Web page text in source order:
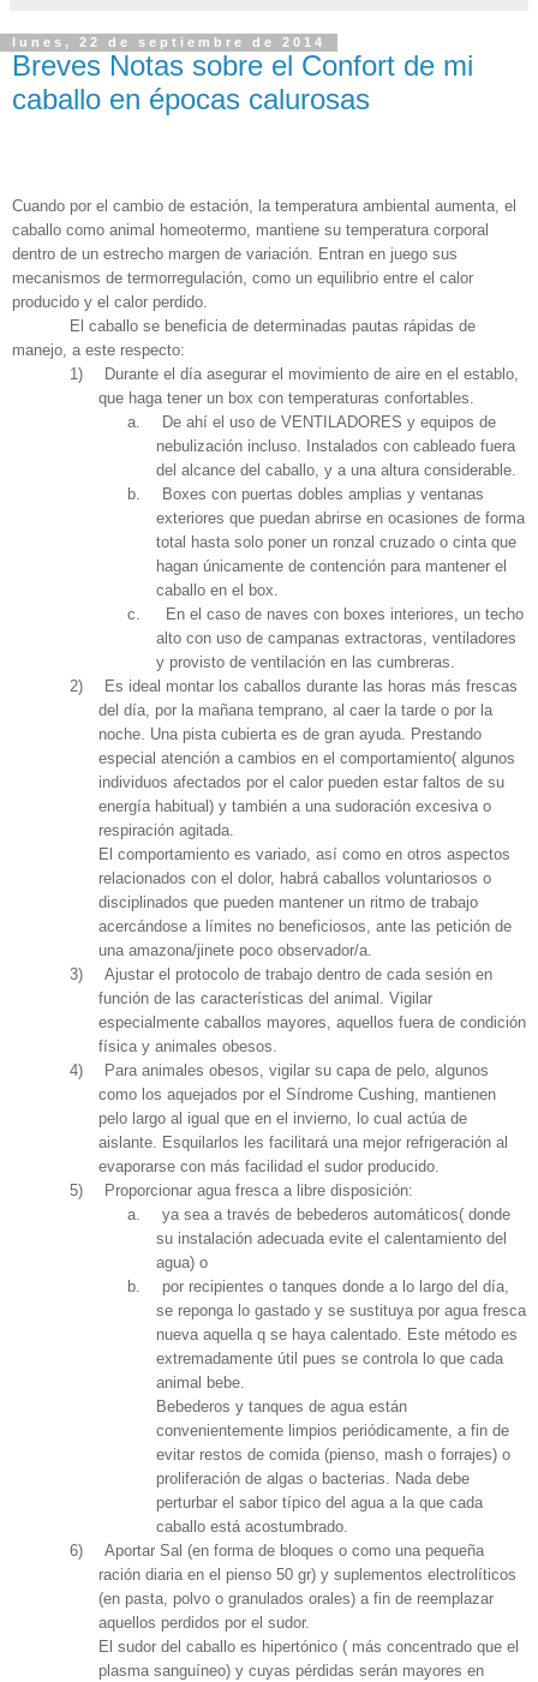
lunes, 22 de septiembre de 2014
Breves Notas sobre el Confort de mi
caballo en épocas calurosas
Cuando por el cambio de estación, la temperatura ambiental aumenta, el
caballo como animal homeotermo, mantiene su temperatura corporal
dentro de un estrecho margen de variación. Entran en juego sus
mecanismos de termorregulación, como un equilibrio entre el calor
producido y el calor perdido.
El caballo se beneficia de determinadas pautas rápidas de
manejo, a este respecto:
1)
Durante el día asegurar el movimiento de aire en el establo,
que haga tener un box con temperaturas confortables.
a.
De ahí el uso de VENTILADORES y equipos de
nebulización incluso. Instalados con cableado fuera
del alcance del caballo, y a una altura considerable.
b.
Boxes con puertas dobles amplias y ventanas
exteriores que puedan abrirse en ocasiones de forma
total hasta solo poner un ronzal cruzado o cinta que
hagan únicamente de contención para mantener el
caballo en el box.
c.
En el caso de naves con boxes interiores, un techo
alto con uso de campanas extractoras, ventiladores
y provisto de ventilación en las cumbreras.
2)
Es ideal montar los caballos durante las horas más frescas
del día, por la mañana temprano, al caer la tarde o por la
noche. Una pista cubierta es de gran ayuda. Prestando
especial atención a cambios en el comportamiento( algunos
individuos afectados por el calor pueden estar faltos de su
energía habitual) y también a una sudoración excesiva o
respiración agitada.
El comportamiento es variado, así como en otros aspectos
relacionados con el dolor, habrá caballos voluntariosos o
disciplinados que pueden mantener un ritmo de trabajo
acercándose a límites no beneficiosos, ante las petición de
una amazona/jinete poco observador/a.
3)
Ajustar el protocolo de trabajo dentro de cada sesión en
función de las características del animal. Vigilar
especialmente caballos mayores, aquellos fuera de condición
física y animales obesos.
4)
Para animales obesos, vigilar su capa de pelo, algunos
como los aquejados por el Síndrome Cushing, mantienen
pelo largo al igual que en el invierno, lo cual actúa de
aislante. Esquilarlos les facilitará una mejor refrigeración al
evaporarse con más facilidad el sudor producido.
5)
Proporcionar agua fresca a libre disposición:
a.
ya sea a través de bebederos automáticos( donde
su instalación adecuada evite el calentamiento del
agua) o
b.
por recipientes o tanques donde a lo largo del día,
se reponga lo gastado y se sustituya por agua fresca
nueva aquella q se haya calentado. Este método es
extremadamente útil pues se controla lo que cada
animal bebe.
Bebederos y tanques de agua están
convenientemente limpios periódicamente, a fin de
evitar restos de comida (pienso, mash o forrajes) o
proliferación de algas o bacterias. Nada debe
perturbar el sabor típico del agua a la que cada
caballo está acostumbrado.
6)
Aportar Sal (en forma de bloques o como una pequeña
ración diaria en el pienso 50 gr) y suplementos electrolíticos
(en pasta, polvo o granulados orales) a fin de reemplazar
aquellos perdidos por el sudor.
El sudor del caballo es hipertónico ( más concentrado que el
plasma sanguíneo) y cuyas pérdidas serán mayores en